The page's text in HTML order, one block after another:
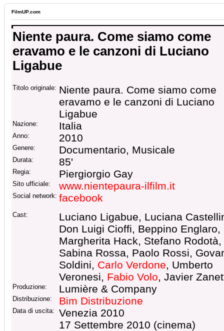
FilmUP.com
Niente paura. Come siamo come
eravamo e le canzoni di Luciano
Ligabue
Titolo originale: Niente paura. Come siamo come
eravamo e le canzoni di Luciano
Ligabue
Nazione: Italia
Anno: 2010
Genere: Documentario, Musicale
Durata: 85'
Regia: Piergiorgio Gay
Sito ufficiale: www.nientepaura-ilfilm.it
Social network: facebook
Cast:
Luciano Ligabue, Luciana
Don Luigi Cioffi, Beppino Englaro,
Margherita Hack, Stefano Rodotà,
Sabina Rossa, Paolo Rossi,
Soldini, Carlo Verdone, Umberto
Veronesi, Fabio Volo, Javier
Produzione: Lumière & Company
Distribuzione: Bim Distribuzione
Data di uscita:
Venezia 2010
17 Settembre 2010 (cinema)